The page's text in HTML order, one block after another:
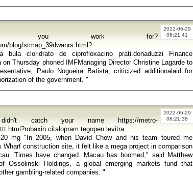
2022-06-29
06:21:41
you work for?
blog/stmap_39dwanrs.html?
cloridrato de ciprofloxacino prati.donaduzzi Finance
on Thursday phoned IMFManaging Director Christine Lagarde to
Paulo Nogueira Batista, criticized additionalaid for
Greece without the authorization of the government. "
2022-06-29
06:21:38
catch your name https://metro-
team toured me
Wharf construction site, it felt like a mega project in comparison
Times have changed. Macau has boomed," said Matthew
Ossolinski Holdings, a global emerging markets fund that
invests in casinos and other gambling-related companies. "